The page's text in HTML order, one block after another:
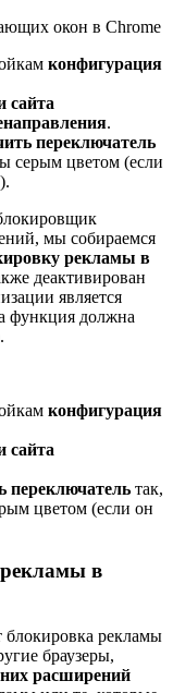
конфигурация
сайта
.
переключатель
серым цветом (если
мы собираемся
рекламы в
деактивирован
является
функция должна
конфигурация
сайта
переключатель так,
цветом (если он
в
блокировка рекламы
браузеры,
расширений